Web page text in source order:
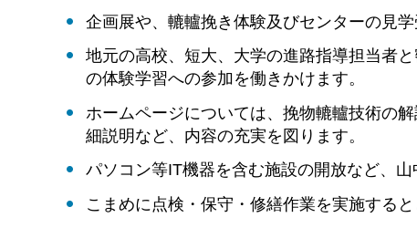
企画展や、轆轤挽き体験及びセンターの見学
地元の高校、短大、大学の進路指導担当者
の体験学習への参加を働きかけます。
ホームページについては、挽物轆轤技術の
細説明など、内容の充実を図ります。
パソコン等IT機器を含む施設の開放など、
こまめに点検・保守・修繕作業を実施する